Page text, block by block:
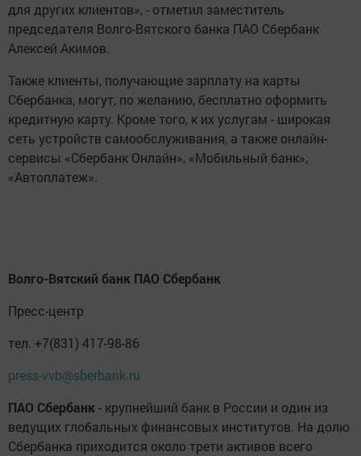
для других клиентов», - отметил заместитель
председателя Волго-Вятского банка ПАО Сбербанк
Алексей Акимов.
Также клиенты, получающие зарплату на карты
Сбербанка, могут, по желанию, бесплатно оформить
кредитную карту. Кроме того, к их услугам - широкая
сеть устройств самообслуживания, а также онлайн-
сервисы «Сбербанк Онлайн», «Мобильный банк»,
«Автоплатеж».
Волго-Вятский банк ПАО Сбербанк
Пресс-центр
тел. +7(831) 417-98-86
press-vvb@sberbank.ru
ПАО Сбербанк- крупнейший банк в России и один из
ведущих глобальных финансовых институтов. На долю
Сбербанка приходится около трети активов всего